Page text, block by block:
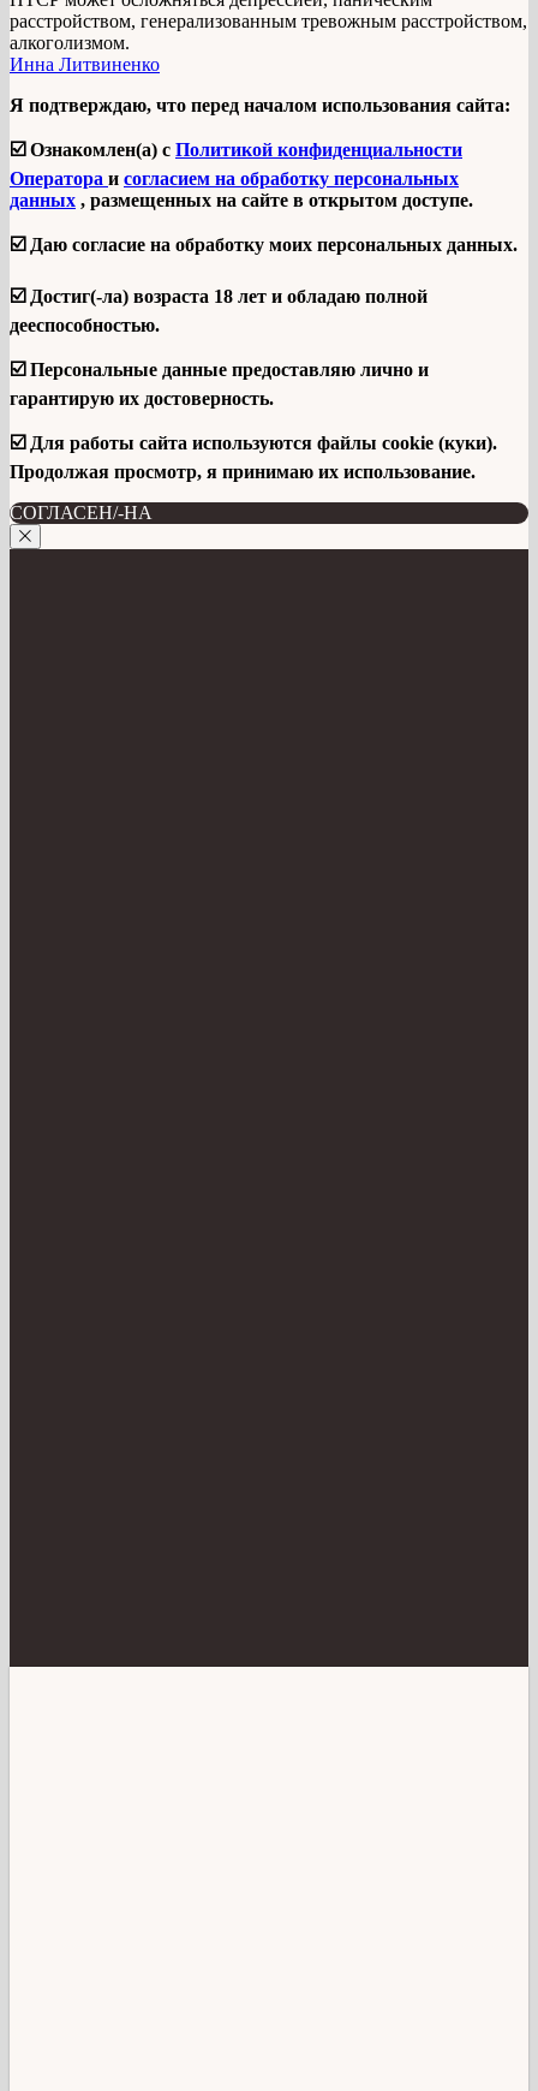
расстройством, генерализованным тревожным расстройством,
алкоголизмом.
Инна Литвиненко
Я подтверждаю, что перед началом использования сайта:
☑️ Ознакомлен(а) с Политикой конфиденциальности
Оператора и согласием на обработку персональных
данных , размещенных на сайте в открытом доступе.
☑️ Даю согласие на обработку моих персональных данных.
☑️ Достиг(-ла) возраста 18 лет и обладаю полной
дееспособностью.
☑️ Персональные данные предоставляю лично и
гарантирую их достоверность.
☑️ Для работы сайта используются файлы cookie (куки).
Продолжая просмотр, я принимаю их использование.
СОГЛАСЕН/-НА